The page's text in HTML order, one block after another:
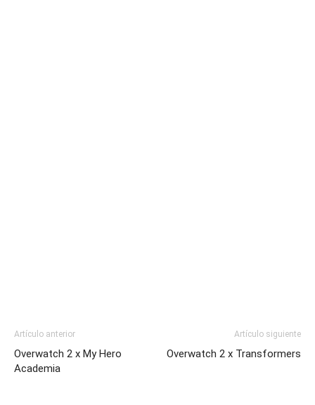
Artículo anterior
Overwatch 2 x My Hero
Academia
Artículo siguiente
Overwatch 2 x Transformers